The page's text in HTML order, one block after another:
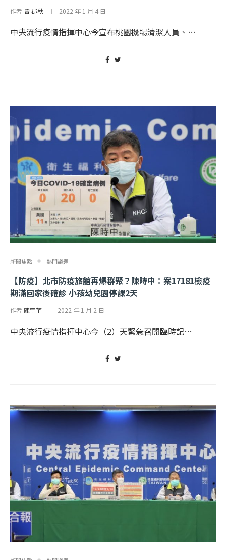
作者 曾 郡秋 2022 年 1 月 4 日
中央流行疫情指揮中心今宣布桃園機場清潔人員、…
新聞焦點 熱門議題
【防疫】北市防疫旅館再爆群聚？陳時中：案17181檢疫
期滿回家後確診 小孩幼兒園停課2天
作者 陳宇芊 2022 年 1 月 2 日
中央流行疫情指揮中心今（2）天緊急召開臨時記…